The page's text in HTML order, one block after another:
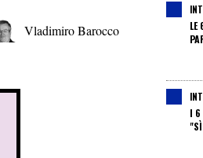
Vladimiro Barocco
LE
I 6